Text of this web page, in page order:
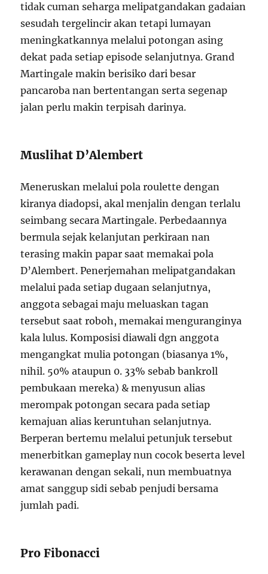
tidak cuman seharga melipatgandakan gadaian
sesudah tergelincir akan tetapi lumayan
meningkatkannya melalui potongan asing
dekat pada setiap episode selanjutnya. Grand
Martingale makin berisiko dari besar
pancaroba nan bertentangan serta segenap
jalan perlu makin terpisah darinya.
Muslihat D’Alembert
Meneruskan melalui pola roulette dengan
kiranya diadopsi, akal menjalin dengan terlalu
seimbang secara Martingale. Perbedaannya
bermula sejak kelanjutan perkiraan nan
terasing makin papar saat memakai pola
D’Alembert. Penerjemahan melipatgandakan
melalui pada setiap dugaan selanjutnya,
anggota sebagai maju meluaskan tagan
tersebut saat roboh, memakai menguranginya
kala lulus. Komposisi diawali dgn anggota
mengangkat mulia potongan (biasanya 1%,
nihil. 50% ataupun 0. 33% sebab bankroll
pembukaan mereka) & menyusun alias
merompak potongan secara pada setiap
kemajuan alias keruntuhan selanjutnya.
Berperan bertemu melalui petunjuk tersebut
menerbitkan gameplay nun cocok beserta level
kerawanan dengan sekali, nun membuatnya
amat sanggup sidi sebab penjudi bersama
jumlah padi.
Pro Fibonacci